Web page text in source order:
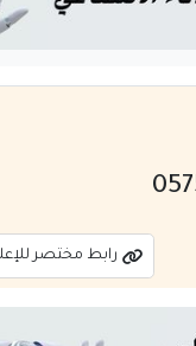
رابط مختصر